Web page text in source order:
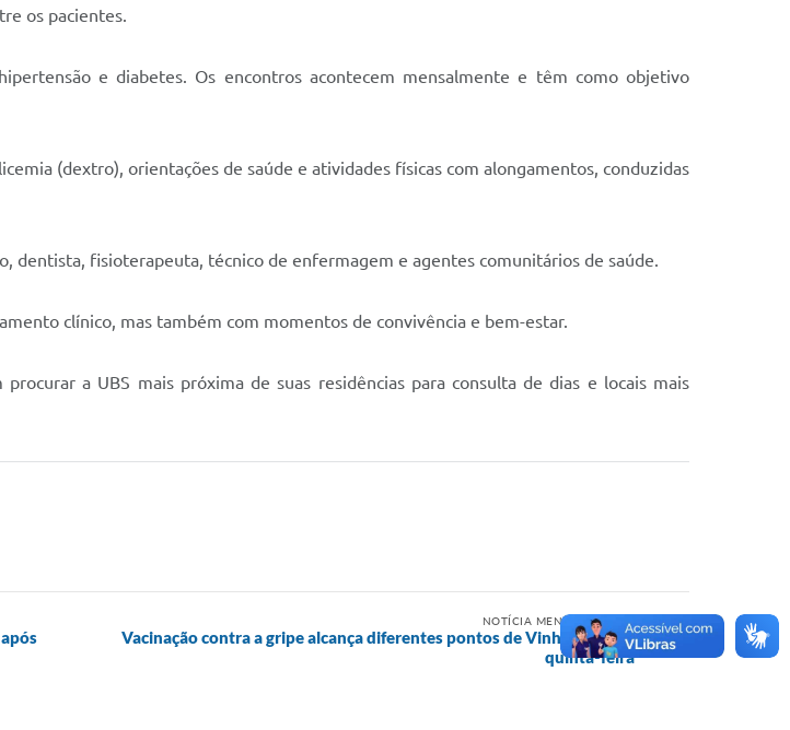
os pacientes.
e diabetes. Os encontros acontecem mensalmente e têm como objetivo
(dextro), orientações de saúde e atividades físicas com alongamentos, conduzidas
dentista, fisioterapeuta, técnico de enfermagem e agentes comunitários de saúde.
clínico, mas também com momentos de convivência e bem-estar.
a UBS mais próxima de suas residências para consulta de dias e locais mais
NOTÍCIA MENOS RECENTE
Vacinação contra a gripe alcança diferentes pontos de Vinhedo nesta
quinta-feira